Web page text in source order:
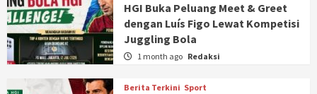
HGI Buka Peluang Meet & Greet
dengan Luís Figo Lewat Kompetisi
Juggling Bola
1 month ago Redaksi
Berita Terkini Sport